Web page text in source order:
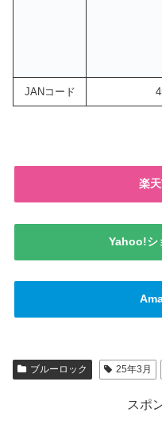
JANコード
楽
Yahoo!シ
ブルーロック 25年3月
スポ